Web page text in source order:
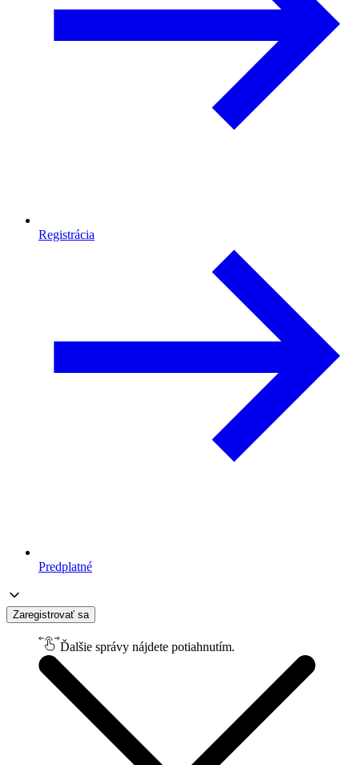
Registrácia
Predplatné
Zaregistrovať sa
Ďalšie správy nájdete potiahnutím.